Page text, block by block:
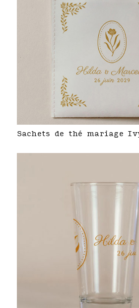
Sachets de thé mariage